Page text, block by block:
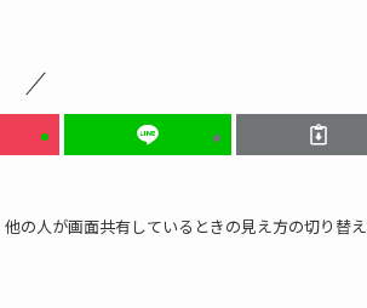
他の人が画面共有しているときの見え方の切り替え